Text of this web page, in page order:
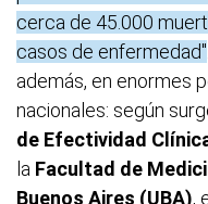
cerca de 45.000
casos de enfermedad"
además, en enormes
nacionales: según
de Efectividad
la Facultad de
Buenos Aires (UBA),